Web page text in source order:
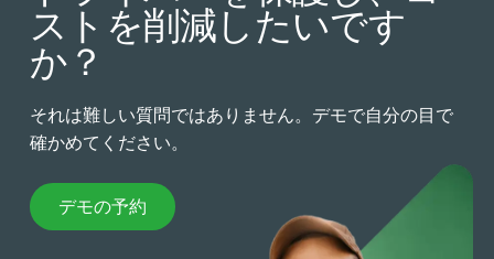
ストを削減したいです
か？
それは難しい質問ではありません。デモで自分の目で
確かめてください。
デモの予約
デモの予約